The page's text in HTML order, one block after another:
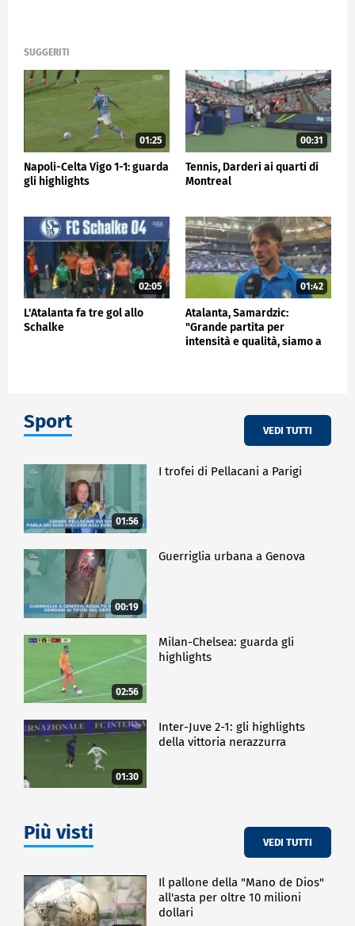
SUGGERITI
01:25
Napoli-Celta Vigo 1-1: guarda
gli highlights
00:31
Tennis, Darderi ai quarti di
Montreal
02:05
L'Atalanta fa tre gol allo
Schalke
01:42
Atalanta, Samardzic:
"Grande partita per
intensità e qualità, siamo a
Sport VEDI TUTTI
01:56
I trofei di Pellacani a Parigi
00:19
Guerriglia urbana a Genova
02:56
Milan-Chelsea: guarda gli
highlights
01:30
Inter-Juve 2-1: gli highlights
della vittoria nerazzurra
Più visti VEDI TUTTI
Il pallone della "Mano de Dios"
all'asta per oltre 10 milioni
dollari